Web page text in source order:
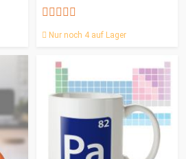
Nur noch 4 auf Lager